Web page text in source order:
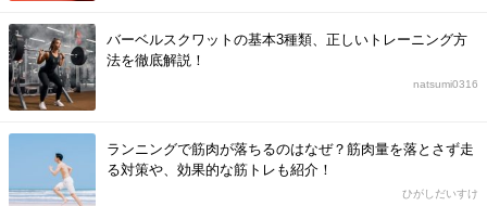
バーベルスクワットの基本3種類、正しいトレーニング方
法を徹底解説！
natsumi0316
ランニングで筋肉が落ちるのはなぜ？筋肉量を落とさず走
る対策や、効果的な筋トレも紹介！
ひがしだいすけ